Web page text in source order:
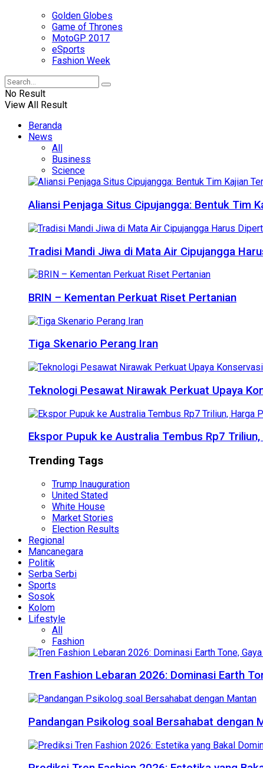
Golden Globes
Game of Thrones
MotoGP 2017
eSports
Fashion Week
No Result
View All Result
Beranda
News
All
Business
Science
Aliansi Penjaga Situs Cipujangga: Bentuk Tim
Tradisi Mandi Jiwa di Mata Air Cipujangga
BRIN – Kementan Perkuat Riset Pertanian
Tiga Skenario Perang Iran
Teknologi Pesawat Nirawak Perkuat Upaya
Ekspor Pupuk ke Australia Tembus Rp7
Trending Tags
Trump Inauguration
United Stated
White House
Market Stories
Election Results
Regional
Mancanegara
Politik
Serba Serbi
Sports
Sosok
Kolom
Lifestyle
All
Fashion
Tren Fashion Lebaran 2026: Dominasi Earth
Pandangan Psikolog soal Bersahabat dengan